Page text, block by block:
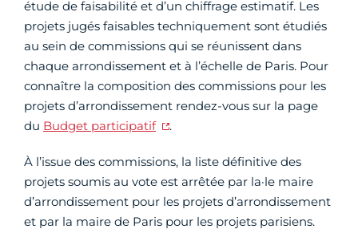
étude de faisabilité et d’un chiffrage estimatif. Les
projets jugés faisables techniquement sont étudiés
au sein de commissions qui se réunissent dans
chaque arrondissement et à l’échelle de Paris. Pour
connaître la composition des commissions pour les
projets d’arrondissement rendez-vous sur la page
du Budget participatif .
À l’issue des commissions, la liste définitive des
projets soumis au vote est arrêtée par la·le maire
d’arrondissement pour les projets d’arrondissement
et par la maire de Paris pour les projets parisiens.